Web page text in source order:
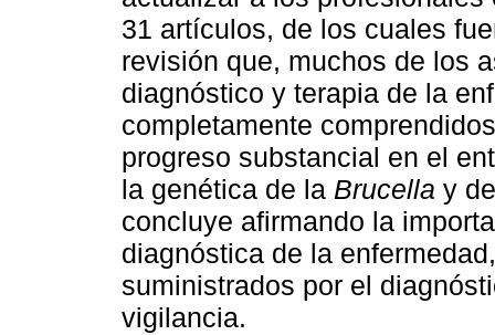
31 artículos, de los cuales
revisión que, muchos de los
diagnóstico y terapia de la
completamente
progreso substancial en el
la genética de la Brucella y
concluye afirmando la
diagnóstica de la
suministrados por el
vigilancia.